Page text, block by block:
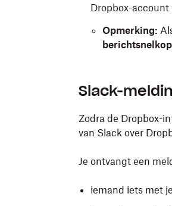
Dropbox-
Opmerking:
Slack-
Zodra de Dropbox-
van Slack over
Je ontvangt een
iemand iets met